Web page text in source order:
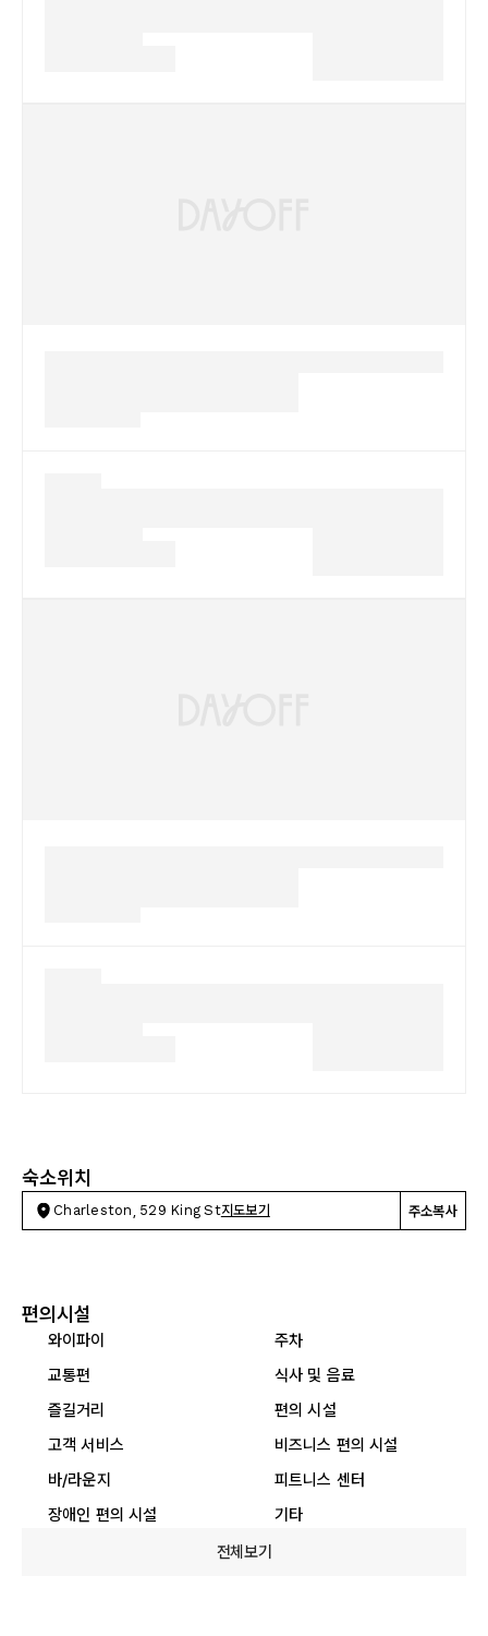
숙소위치
Charleston, 529 King St지도보기 주소복사
편의시설
와이파이
주차
교통편
식사 및 음료
즐길거리
편의 시설
고객 서비스
비즈니스 편의 시설
바/라운지
피트니스 센터
장애인 편의 시설
기타
전체보기